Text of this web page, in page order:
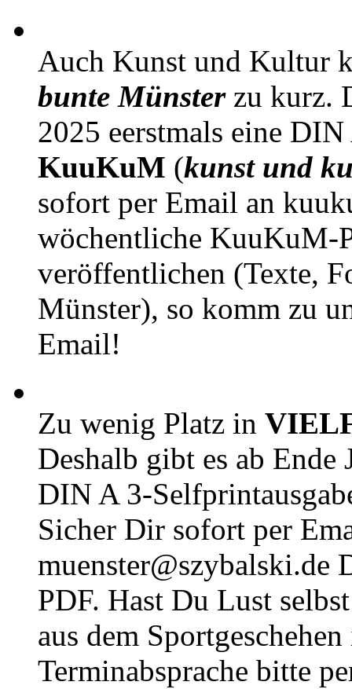
Auch Kunst und Kultur
bunte Münsterzu kurz.
2025 eerstmals eine
KuuKuM (kunst und
sofort per Email an
wöchentliche KuuKuM-
veröffentlichen (Texte,
Münster), so komm zu
Email!
Zu wenig Platz in
Deshalb gibt es ab Ende
DIN A 3-
Sicher Dir sofort per
muenster@szybalski.de
PDF. Hast Du Lust
aus dem
Terminabsprache bitte